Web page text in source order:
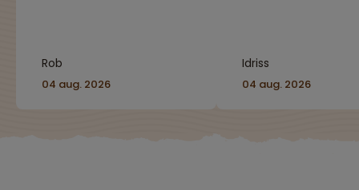
Rob
04 aug. 2026
Idriss
04 aug. 2026